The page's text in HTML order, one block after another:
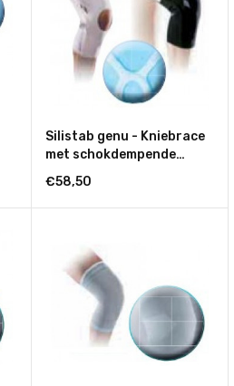
Silistab genu - Kniebrace
met schokdempende
knieschijfgeleiding - Open
€58,50